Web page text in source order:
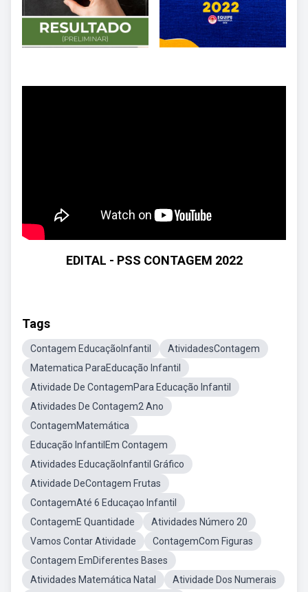
EDITAL - PSS CONTAGEM 2022
Tags
Contagem EducaçãoInfantil
AtividadesContagem
Matematica ParaEducação Infantil
Atividade De ContagemPara Educação Infantil
Atividades De Contagem2 Ano
ContagemMatemática
Educação InfantilEm Contagem
Atividades EducaçãoInfantil Gráfico
Atividade DeContagem Frutas
ContagemAté 6 Educaçao Infantil
ContagemE Quantidade
Atividades Número 20
Vamos Contar Atividade
ContagemCom Figuras
Contagem EmDiferentes Bases
Atividades Matemática Natal
Atividade Dos Numerais